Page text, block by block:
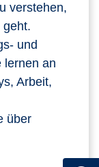
verstehen,
geht.
und
lernen an
Arbeit,
über